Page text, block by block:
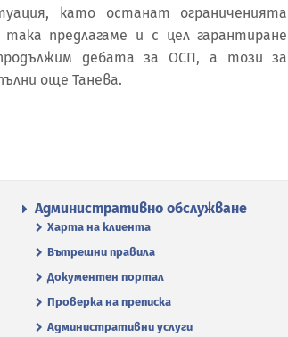
като останат ограниченията
предлагаме и с цел гарантиране
дебата за ОСП, а този за
още Танева.
Административно обслужване
Харта на клиента
Вътрешни правила
Документен портал
Проверка на преписка
Административни услуги